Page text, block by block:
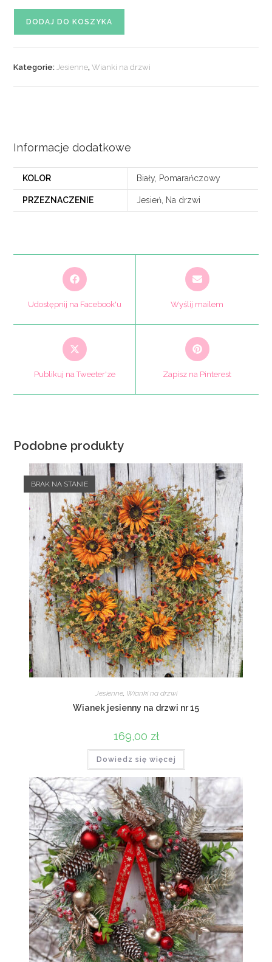
DODAJ DO KOSZYKA
Kategorie: Jesienne,Wianki na drzwi
Informacje dodatkowe
KOLOR Biały, Pomarańczowy
PRZEZNACZENIE Jesień, Na drzwi
Opens
in
new
window
Udostępnij na Facebook'u
Opens
in
new
window
Wyślij mailem
Opens
in
new
window
Publikuj na Tweeter'ze
Opens
in
window
Zapisz na Pinterest
Podobne produkty
BRAK NA STANIE
Jesienne, Wianki na drzwi
Wianek jesienny na drzwi nr 15
169,00 zł
Dowiedz się więcej